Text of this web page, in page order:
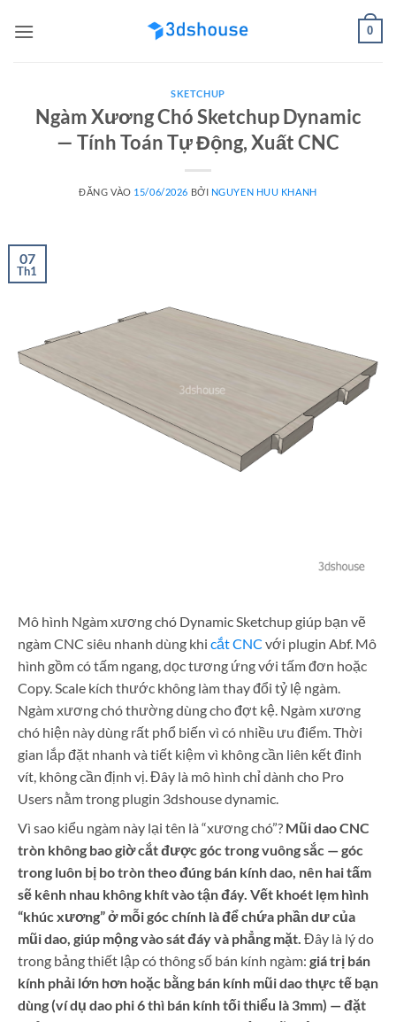
qua
0
SKETCHUP
Ngàm Xương Chó Sketchup Dynamic
— Tính Toán Tự Động, Xuất CNC
ĐĂNG VÀO 15/06/2026 BỞI NGUYEN HUU KHANH
07
Th1
Mô hình Ngàm xương chó Dynamic Sketchup giúp bạn vẽ
ngàm CNC siêu nhanh dùng khi cắt CNC với plugin Abf. Mô
hình gồm có tấm ngang, dọc tương ứng với tấm đơn hoặc
Copy. Scale kích thước không làm thay đổi tỷ lệ ngàm.
Ngàm xương chó thường dùng cho đợt kệ. Ngàm xương
chó hiện này dùng rất phổ biến vì có nhiều ưu điểm. Thời
gian lắp đặt nhanh và tiết kiệm vì không cần liên kết đinh
vít, không cần định vị. Đây là mô hình chỉ dành cho Pro
Users nằm trong plugin 3dshouse dynamic.
Vì sao kiểu ngàm này lại tên là “xương chó”? Mũi dao CNC
tròn không bao giờ cắt được góc trong vuông sắc — góc
trong luôn bị bo tròn theo đúng bán kính dao, nên hai tấm
sẽ kênh nhau không khít vào tận đáy. Vết khoét lẹm hình
“khúc xương” ở mỗi góc chính là để chứa phần dư của
mũi dao, giúp mộng vào sát đáy và phẳng mặt. Đây là lý do
trong bảng thiết lập có thông số bán kính ngàm: giá trị bán
kính phải lớn hơn hoặc bằng bán kính mũi dao thực tế bạn
dùng (ví dụ dao phi 6 thì bán kính tối thiểu là 3mm) — đặt